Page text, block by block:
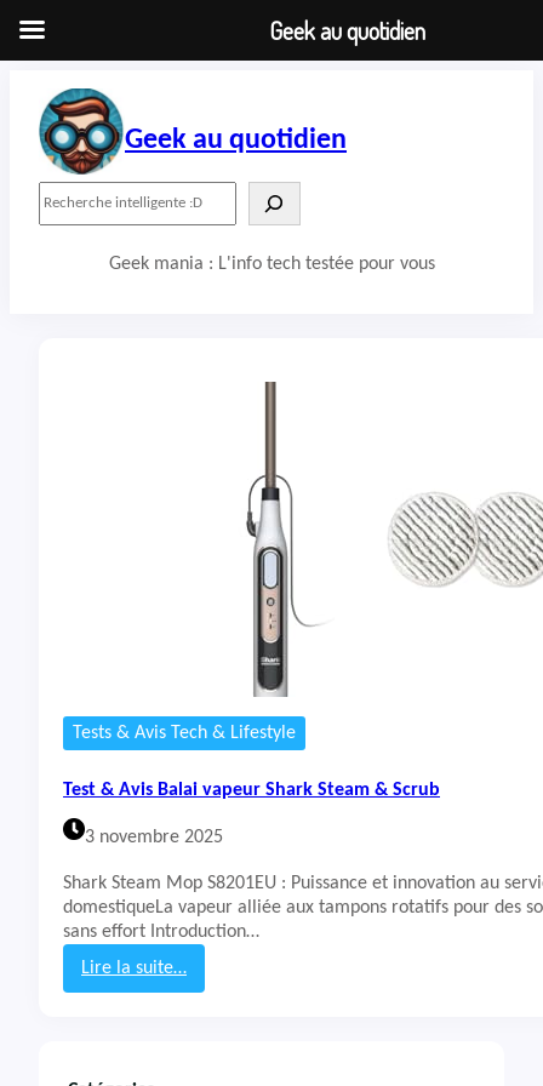
contenu
Geek au quotidien
Geek mania : L'info tech testée pour vous
Tests & Avis Tech & Lifestyle
Test & Avis Balai vapeur Shark Steam & Scrub
3 novembre 2025
Shark Steam Mop S8201EU : Puissance et innovation au
domestiqueLa vapeur alliée aux tampons rotatifs pour des
sans effort Introduction…
Lire la suite…
:
Geek au quotidien